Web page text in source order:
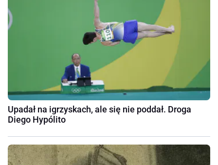
Upadał na igrzyskach, ale się nie poddał. Droga
Diego Hypólito